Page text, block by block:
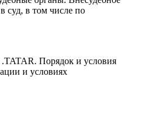
суд, в том числе по
Порядок и условия
и условиях